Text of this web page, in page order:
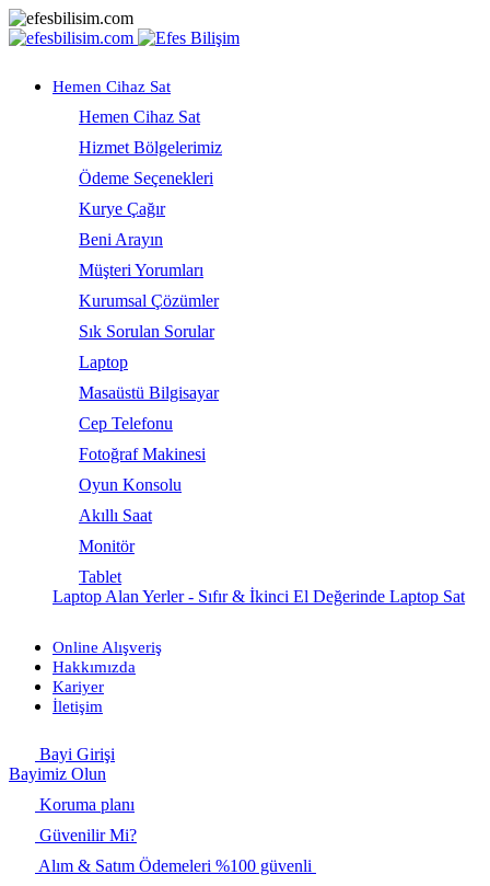
Hemen Cihaz Sat
Hemen Cihaz Sat
Hizmet Bölgelerimiz
Ödeme Seçenekleri
Kurye Çağır
Beni Arayın
Müşteri Yorumları
Kurumsal Çözümler
Sık Sorulan Sorular
Laptop
Masaüstü Bilgisayar
Cep Telefonu
Fotoğraf Makinesi
Oyun Konsolu
Akıllı Saat
Monitör
Tablet
Laptop Alan Yerler - Sıfır & İkinci El Değerinde Laptop Sat
Online Alışveriş
Hakkımızda
Kariyer
İletişim
Bayi Girişi
Bayimiz Olun
Koruma planı
Güvenilir Mi?
Alım & Satım Ödemeleri %100 güvenli